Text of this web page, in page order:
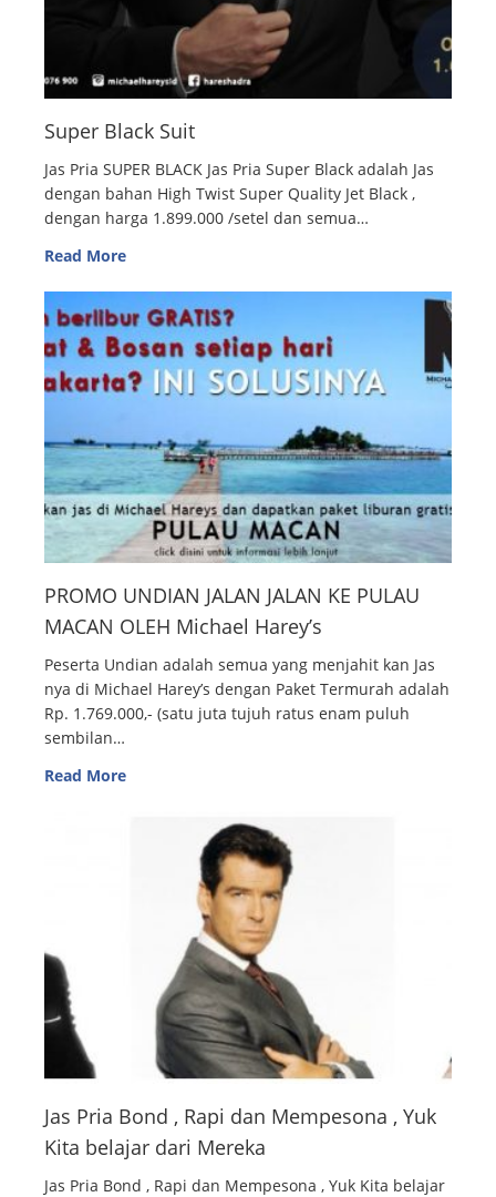
Super Black Suit
Jas Pria SUPER BLACK Jas Pria Super Black adalah Jas
dengan bahan High Twist Super Quality Jet Black ,
dengan harga 1.899.000 /setel dan semua…
Read More
PROMO UNDIAN JALAN JALAN KE PULAU
MACAN OLEH Michael Harey’s
Peserta Undian adalah semua yang menjahit kan Jas
nya di Michael Harey’s dengan Paket Termurah adalah
Rp. 1.769.000,- (satu juta tujuh ratus enam puluh
sembilan…
Read More
Jas Pria Bond , Rapi dan Mempesona , Yuk
Kita belajar dari Mereka
Jas Pria Bond , Rapi dan Mempesona , Yuk Kita belajar